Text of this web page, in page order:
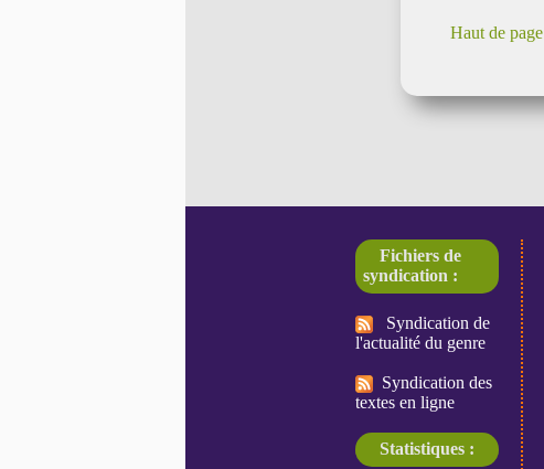
Haut de page
Fichiers de
syndication :
Syndication de
l'actualité du genre
Syndication des
textes en ligne
Statistiques :